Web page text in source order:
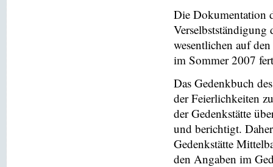
Die Dokumentation
wesentlichen auf
im Sommer 2007
Das Gedenkbuch
der Feierlichkeiten
der Gedenkstätte
und berichtigt.
Gedenkstätte
den Angaben im